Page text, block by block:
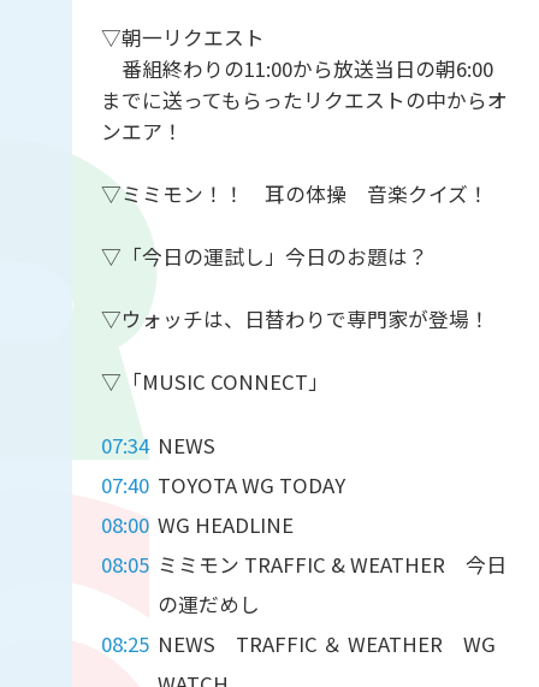
▽朝一リクエスト
番組終わりの11:00から放送当日の朝6:00
までに送ってもらったリクエストの中からオ
ンエア！
▽ミミモン！！ 耳の体操 音楽クイズ！
▽「今日の運試し」今日のお題は？
▽ウォッチは、日替わりで専門家が登場！
▽「MUSIC CONNECT」
07:34 NEWS
07:40 TOYOTA WG TODAY
08:00 WG HEADLINE
08:05 ミミモン TRAFFIC & WEATHER 今日
の運だめし
08:25 NEWS TRAFFIC ＆ WEATHER WG